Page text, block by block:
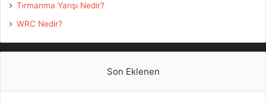
Tırmanma Yarışı Nedir?
WRC Nedir?
Son Eklenen